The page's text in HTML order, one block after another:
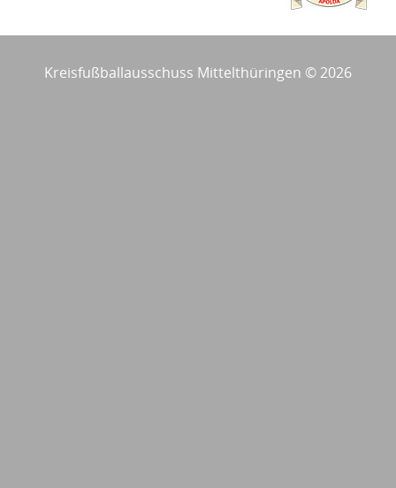
Kreisfußballausschuss Mittelthüringen © 2026